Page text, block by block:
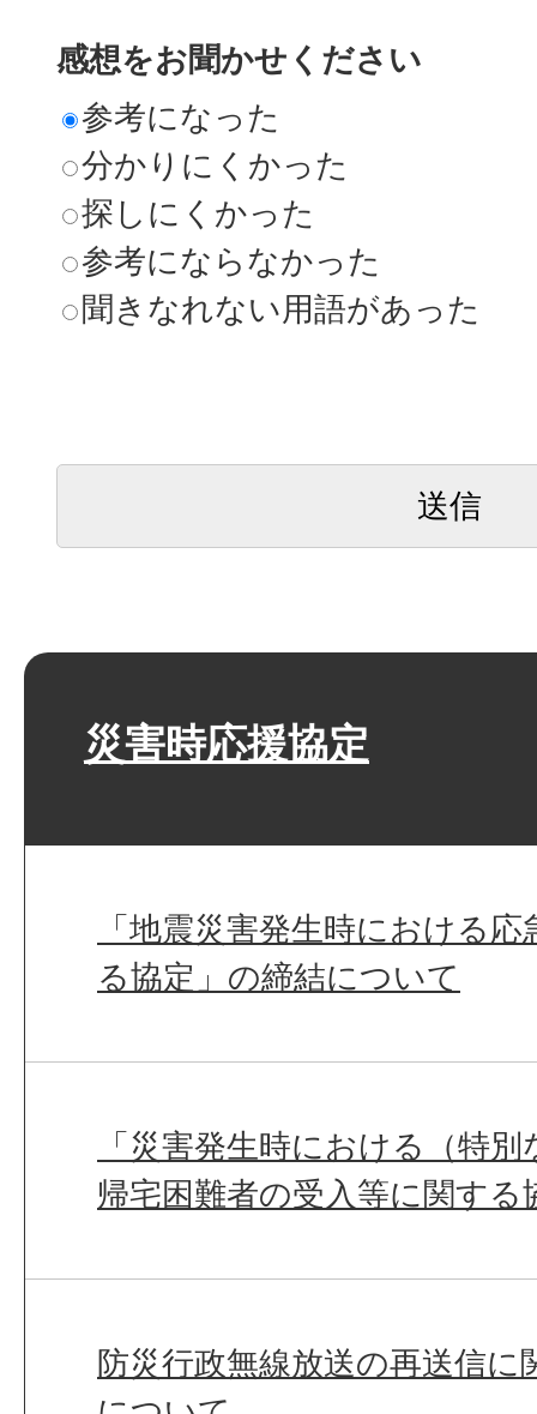
感想をお聞かせください
参考になった
分かりにくかった
探しにくかった
参考にならなかった
聞きなれない用語があった
災害時応援協定
「地震災害発生時における
る協定」の締結について
「災害発生時における（特
帰宅困難者の受入等に関する
防災行政無線放送の再送信に